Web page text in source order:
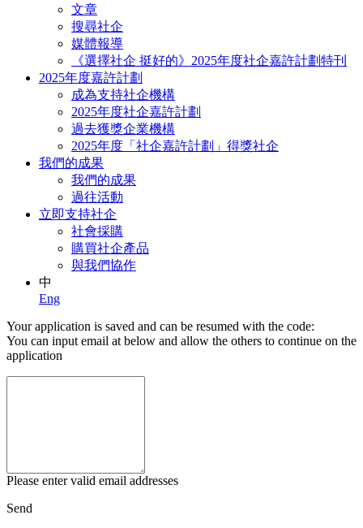
文章
搜尋社企
媒體報導
《選擇社企 挺好的》2025年度社企嘉許計劃特刊
2025年度嘉許計劃
成為支持社企機構
2025年度社企嘉許計劃
過去獲獎企業機構
2025年度「社企嘉許計劃」得獎社企
我們的成果
我們的成果
過往活動
立即支持社企
社會採購
購買社企產品
與我們協作
中
Eng
Your application is saved and can be resumed with the code:
You can input email at below and allow the others to continue on the
application
Please enter valid email addresses
Send